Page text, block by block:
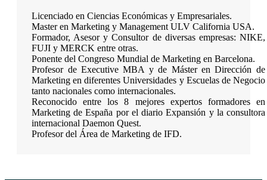
Licenciado en Ciencias Económicas y Empresariales.
Master en Marketing y Management ULV California USA.
Formador, Asesor y Consultor de diversas empresas: NIKE,
FUJI y MERCK entre otras.
Ponente del Congreso Mundial de Marketing en Barcelona.
Profesor de Executive MBA y de Máster en Dirección de
Marketing en diferentes Universidades y Escuelas de Negocio
tanto nacionales como internacionales.
Reconocido entre los 8 mejores expertos formadores en
Marketing de España por el diario Expansión y la consultora
internacional Daemon Quest.
Profesor del Área de Marketing de IFD.